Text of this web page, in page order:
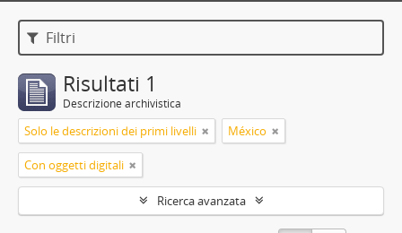
Filtri
Risultati 1
Descrizione archivistica
Solo le descrizioni dei primi livelli México
Con oggetti digitali
Ricerca avanzata